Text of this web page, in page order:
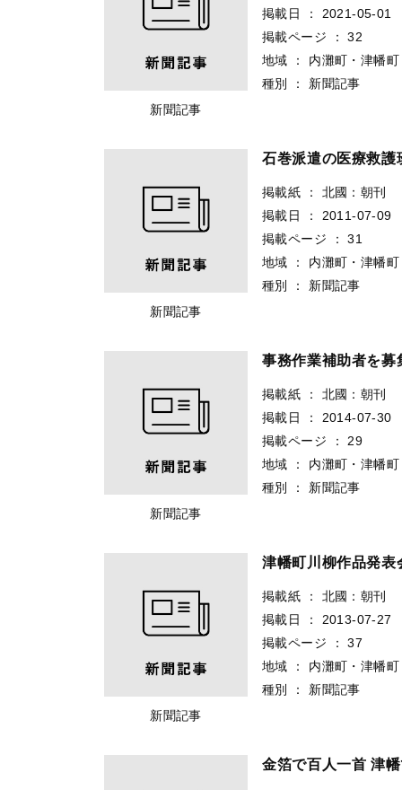
新聞記事
掲載日 ：
2021-05-01
掲載ページ
：
32
地域
：
内灘町・津幡町
種別
： 新聞記事
新聞記事
石巻派遣の医療救護
掲載紙 ：
北國：朝刊
掲載日
：
2011-07-09
掲載ページ
：
31
地域
：
内灘町・津幡町
種別
： 新聞記事
新聞記事
事務作業補助者を募
掲載紙 ：
北國：朝刊
掲載日
：
2014-07-30
掲載ページ
：
29
地域
：
内灘町・津幡町
種別
： 新聞記事
新聞記事
津幡町川柳作品発表
掲載紙 ：
北國：朝刊
掲載日
：
2013-07-27
掲載ページ
：
37
地域
：
内灘町・津幡町
種別
： 新聞記事
金箔で百人一首 津